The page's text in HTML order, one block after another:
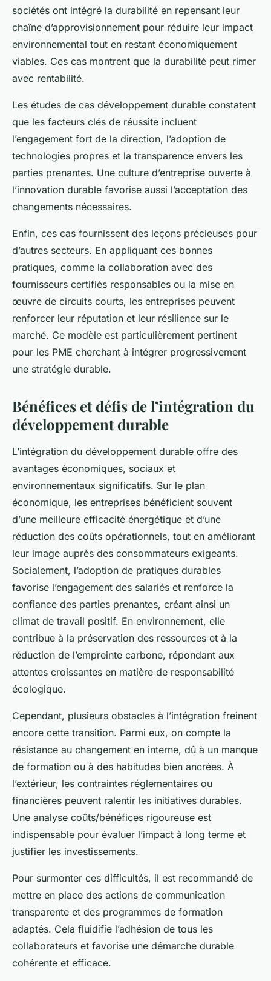
sociétés ont intégré la durabilité en repensant leur
chaîne d’approvisionnement pour réduire leur impact
environnemental tout en restant économiquement
viables. Ces cas montrent que la durabilité peut rimer
avec rentabilité.
Les études de cas développement durable constatent
que les facteurs clés de réussite incluent
l’engagement fort de la direction, l’adoption de
technologies propres et la transparence envers les
parties prenantes. Une culture d’entreprise ouverte à
l’innovation durable favorise aussi l’acceptation des
changements nécessaires.
Enfin, ces cas fournissent des leçons précieuses pour
d’autres secteurs. En appliquant ces bonnes
pratiques, comme la collaboration avec des
fournisseurs certifiés responsables ou la mise en
œuvre de circuits courts, les entreprises peuvent
renforcer leur réputation et leur résilience sur le
marché. Ce modèle est particulièrement pertinent
pour les PME cherchant à intégrer progressivement
une stratégie durable.
Bénéfices et défis de l’intégration du
développement durable
L’intégration du développement durable offre des
avantages économiques, sociaux et
environnementaux significatifs. Sur le plan
économique, les entreprises bénéficient souvent
d’une meilleure efficacité énergétique et d’une
réduction des coûts opérationnels, tout en améliorant
leur image auprès des consommateurs exigeants.
Socialement, l’adoption de pratiques durables
favorise l’engagement des salariés et renforce la
confiance des parties prenantes, créant ainsi un
climat de travail positif. En environnement, elle
contribue à la préservation des ressources et à la
réduction de l’empreinte carbone, répondant aux
attentes croissantes en matière de responsabilité
écologique.
Cependant, plusieurs obstacles à l’intégration freinent
encore cette transition. Parmi eux, on compte la
résistance au changement en interne, dû à un manque
de formation ou à des habitudes bien ancrées. À
l’extérieur, les contraintes réglementaires ou
financières peuvent ralentir les initiatives durables.
Une analyse coûts/bénéfices rigoureuse est
indispensable pour évaluer l’impact à long terme et
justifier les investissements.
Pour surmonter ces difficultés, il est recommandé de
mettre en place des actions de communication
transparente et des programmes de formation
adaptés. Cela fluidifie l’adhésion de tous les
collaborateurs et favorise une démarche durable
cohérente et efficace.